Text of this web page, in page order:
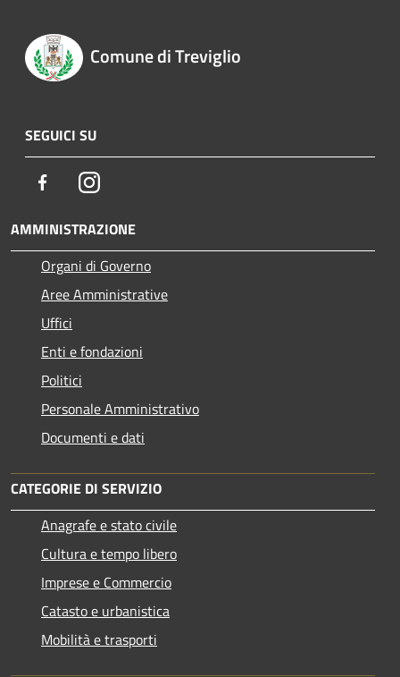
Comune di Treviglio
SEGUICI SU
FacebookInstagram
AMMINISTRAZIONE
Organi di Governo
Aree Amministrative
Uffici
Enti e fondazioni
Politici
Personale Amministrativo
Documenti e dati
CATEGORIE DI SERVIZIO
Anagrafe e stato civile
Cultura e tempo libero
Imprese e Commercio
Catasto e urbanistica
Mobilità e trasporti